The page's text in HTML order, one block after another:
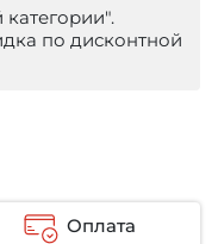
категории".
по дисконтной
Оплата